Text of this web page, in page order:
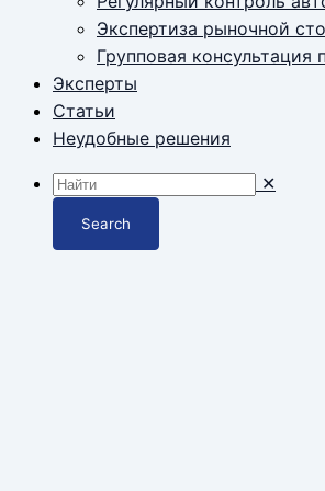
Экспертиза рыночной
Групповая консультация
Эксперты
Статьи
Неудобные решения
✕